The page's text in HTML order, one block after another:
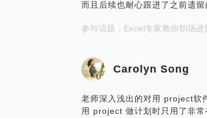
而且后续也耐心跟进了之前遗
参与话题：Excel专家教你职场进
Carolyn Song
老师深入浅出的对用 project软
用 project 做计划时只用了非